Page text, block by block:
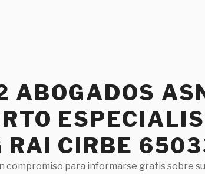
RAI CIRBE
compromiso para informarse gratis sobre